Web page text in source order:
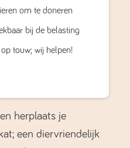
om te doneren
bij de belasting
touw; wij helpen!
herplaats je
een diervriendelijk